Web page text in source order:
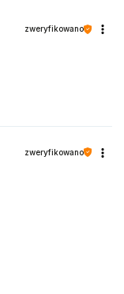
zweryfikowano
zweryfikowano